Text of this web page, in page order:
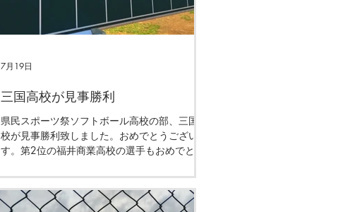
三国高校が見事勝利
県民スポーツ祭ソフトボール高校の部、三国高
校が見事勝利致しました。おめでとうございま
す。第2位の福井商業高校の選手もおめでとう
れ様でした。この後は、くれぐれもクールダウ
ンでお過ごしください！
7月19日